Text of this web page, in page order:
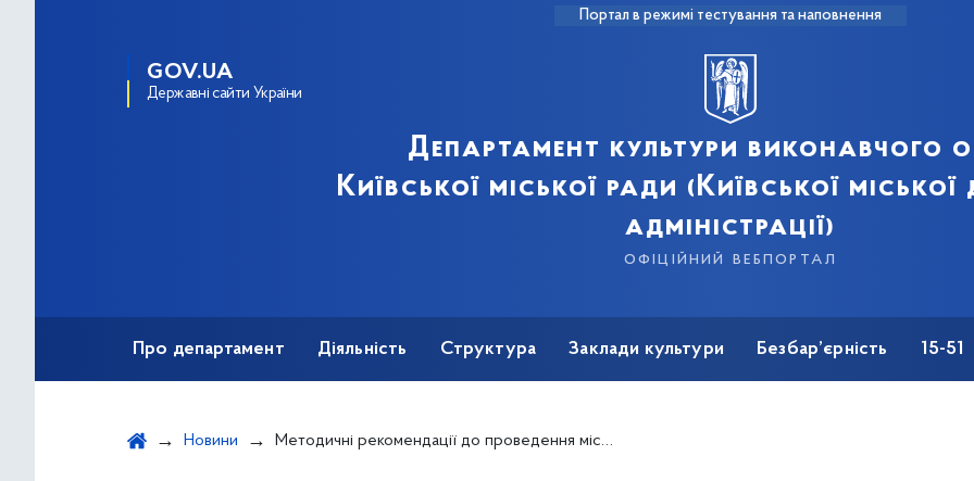
Портал в режимі тестування та наповнення
GOV.UA
Державні сайти України
Департамент культури виконавчого
Київської міської ради (Київської
адміністрації)
офіційний вебпортал
Про департамент Діяльність Структура Заклади культури Безбар’єрність 15-51
Новини Методичні рекомендації до проведення міського відкритого концерту «Весняна камерата» за участю учнів-акомпаніаторів